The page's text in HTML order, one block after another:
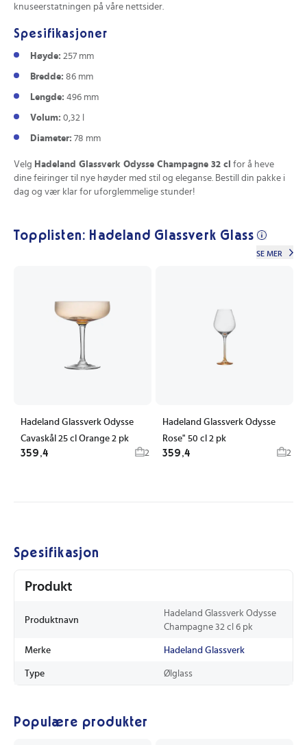
knuseerstatningen på våre nettsider.
Spesifikasjoner
Høyde: 257 mm
Bredde: 86 mm
Lengde: 496 mm
Volum: 0,32 l
Diameter: 78 mm
Velg Hadeland Glassverk Odysse Champagne 32 cl for å heve
dine feiringer til nye høyder med stil og eleganse. Bestill din pakke i
dag og vær klar for uforglemmelige stunder!
Topplisten: Hadeland Glassverk Glass
SE MER
Hadeland Glassverk Odysse
Cavaskål 25 cl Orange 2 pk
359,4 2
Hadeland Glassverk Odysse
Rose" 50 cl 2 pk
359,4 2
Spesifikasjon
Produkt
Produktnavn
Hadeland Glassverk Odysse
Champagne 32 cl 6 pk
Merke Hadeland Glassverk
Type Ølglass
Populære produkter